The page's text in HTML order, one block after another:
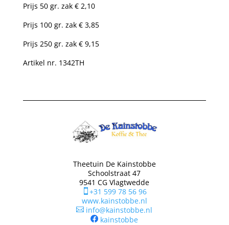
Prijs 50 gr. zak € 2,10
Prijs 100 gr. zak € 3,85
Prijs 250 gr. zak € 9,15
Artikel nr. 1342TH
Theetuin De Kainstobbe
Schoolstraat 47
9541 CG Vlagtwedde
+31 599 78 56 96
www.kainstobbe.nl
 info@kainstobbe.nl
kainstobbe